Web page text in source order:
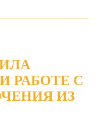
РАБОТЕ С
ИЗ